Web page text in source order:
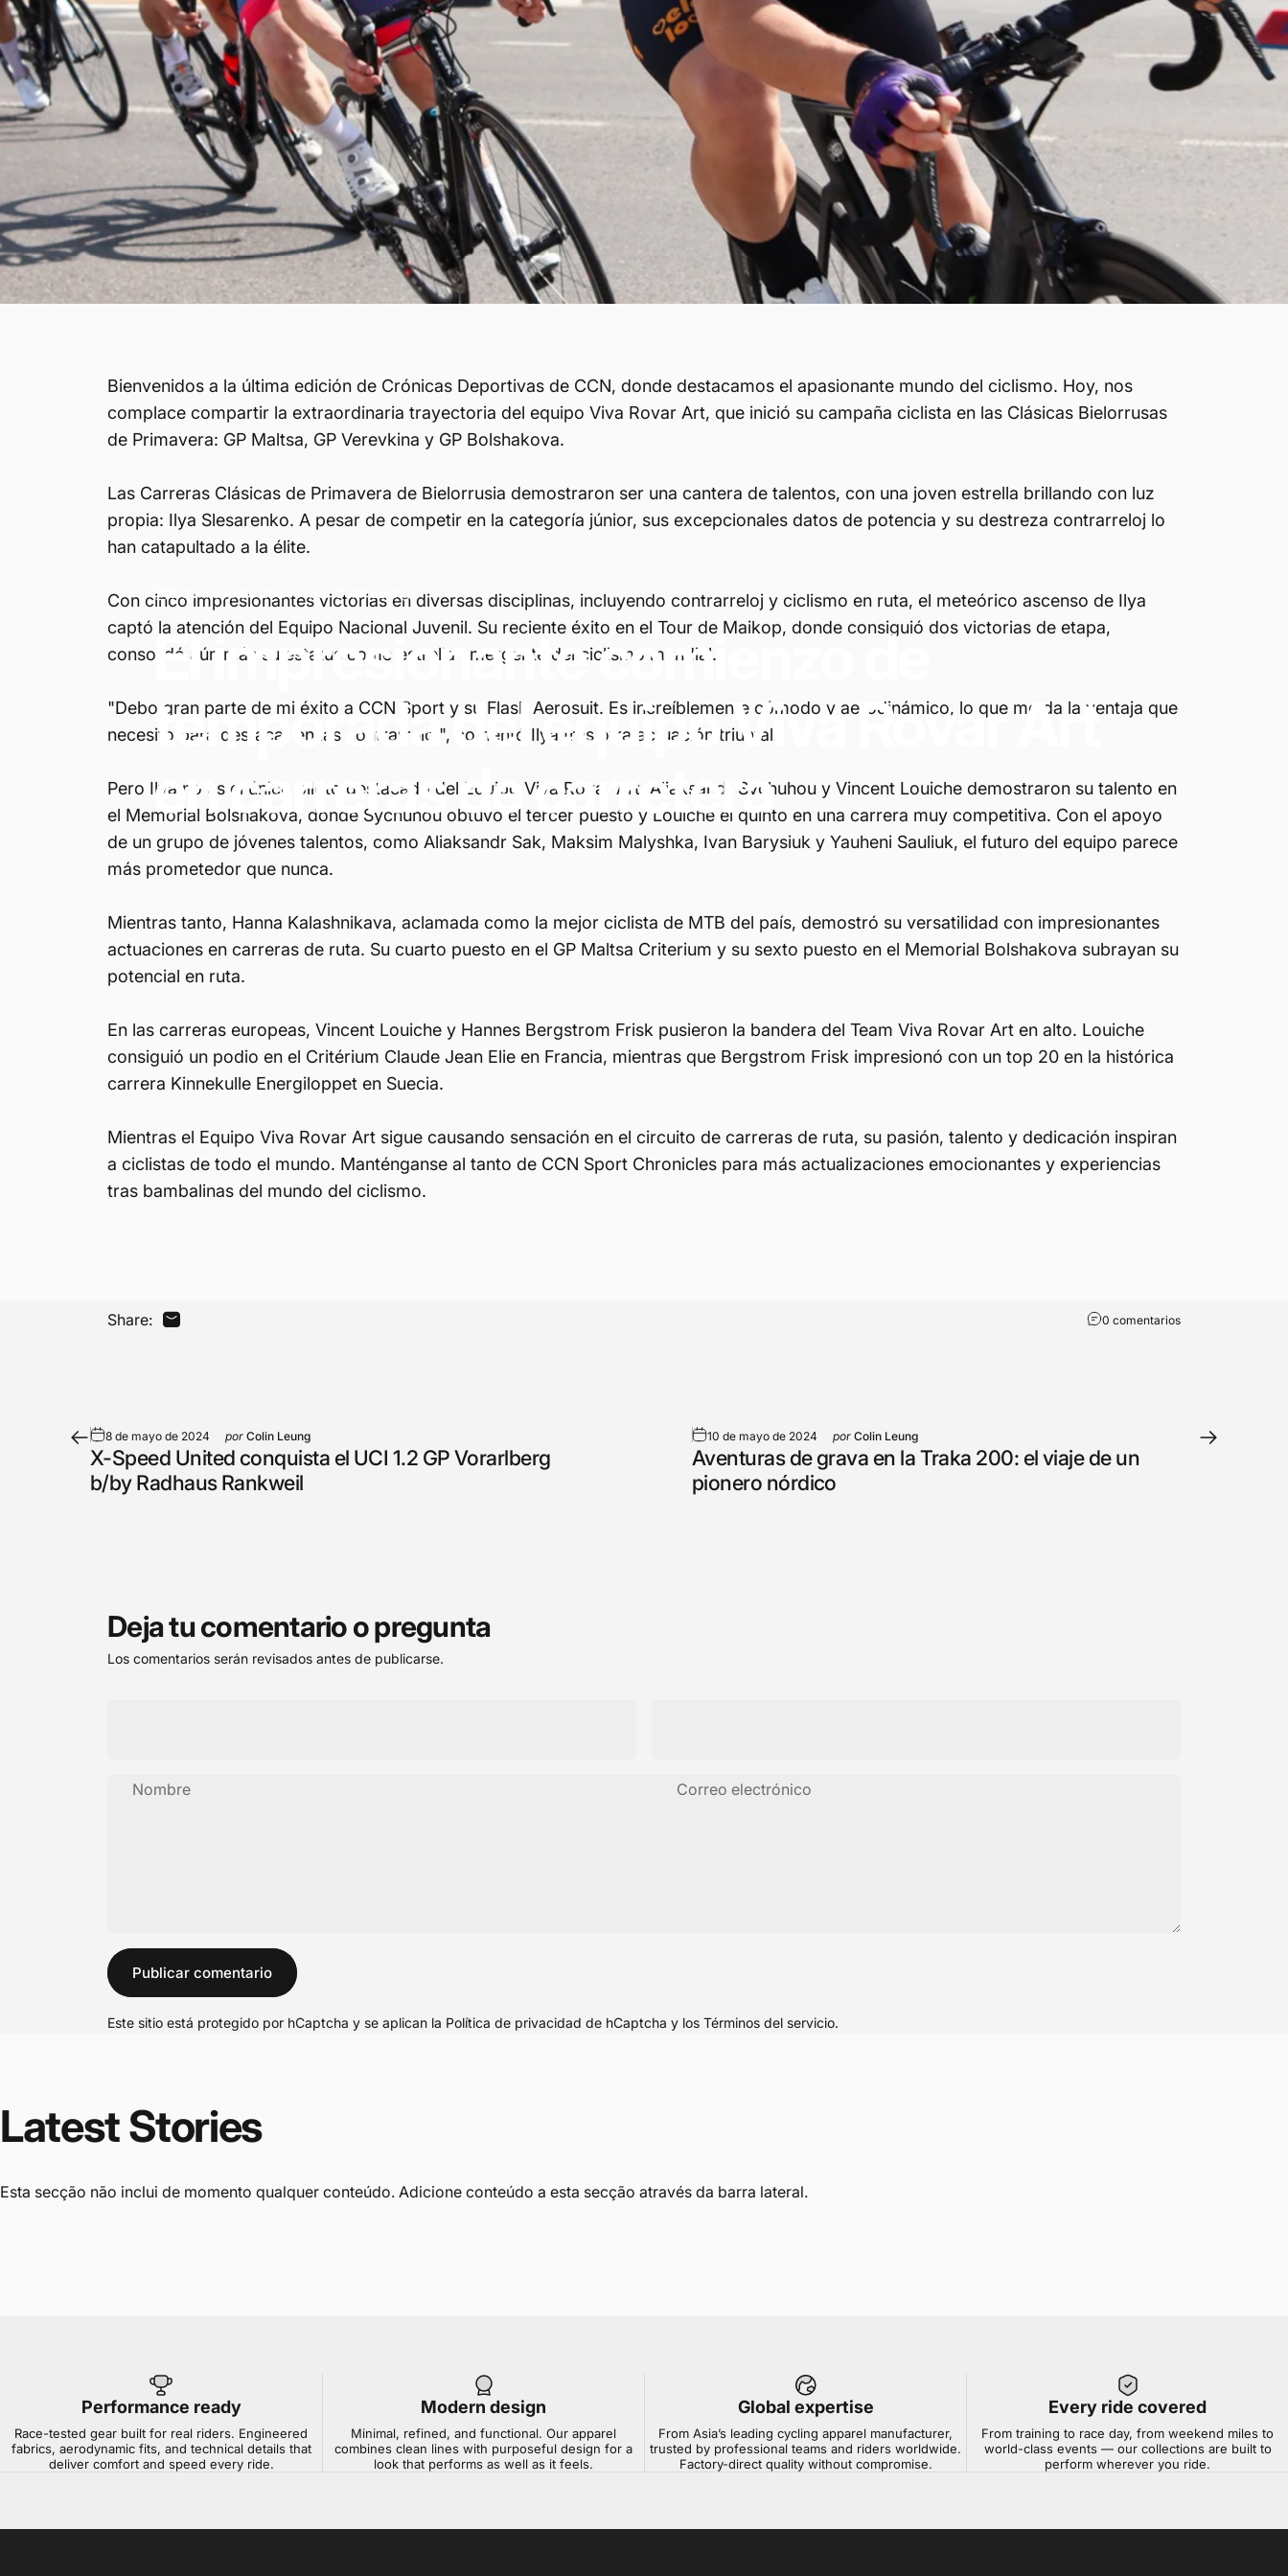
9 de mayo de 2024 por Colin Leung
Elimpresionantecomienzode
temporadadel equipoVivaRovarArt
encarrerasdecarretera
Bienvenidos a la última edición de Crónicas Deportivas de CCN, donde destacamos el apasionante mundo del ciclismo. Hoy, nos
complace compartir la extraordinaria trayectoria del equipo Viva Rovar Art, que inició su campaña ciclista en las Clásicas Bielorrusas
de Primavera: GP Maltsa, GP Verevkina y GP Bolshakova.
Las Carreras Clásicas de Primavera de Bielorrusia demostraron ser una cantera de talentos, con una joven estrella brillando con luz
propia: Ilya Slesarenko. A pesar de competir en la categoría júnior, sus excepcionales datos de potencia y su destreza contrarreloj lo
han catapultado a la élite.
Con cinco impresionantes victorias en diversas disciplinas, incluyendo contrarreloj y ciclismo en ruta, el meteórico ascenso de Ilya
captó la atención del Equipo Nacional Juvenil. Su reciente éxito en el Tour de Maikop, donde consiguió dos victorias de etapa,
consolidó aún más su estatus como estrella emergente del ciclismo mundial.
"Debo gran parte de mi éxito a CCN Sport y su Flash Aerosuit. Es increíblemente cómodo y aerodinámico, lo que me da la ventaja que
necesito para destacar en las contrarreloj", comentó Ilya tras otra actuación triunfal.
Pero Ilya no es el único piloto destacado del Equipo Viva Rovar Art. Aliaksandr Sychuhou y Vincent Louiche demostraron su talento en
el Memorial Bolshakova, donde Sychuhou obtuvo el tercer puesto y Louiche el quinto en una carrera muy competitiva. Con el apoyo
de un grupo de jóvenes talentos, como Aliaksandr Sak, Maksim Malyshka, Ivan Barysiuk y Yauheni Sauliuk, el futuro del equipo parece
más prometedor que nunca.
Mientras tanto, Hanna Kalashnikava, aclamada como la mejor ciclista de MTB del país, demostró su versatilidad con impresionantes
actuaciones en carreras de ruta. Su cuarto puesto en el GP Maltsa Criterium y su sexto puesto en el Memorial Bolshakova subrayan su
potencial en ruta.
En las carreras europeas, Vincent Louiche y Hannes Bergstrom Frisk pusieron la bandera del Team Viva Rovar Art en alto. Louiche
consiguió un podio en el Critérium Claude Jean Elie en Francia, mientras que Bergstrom Frisk impresionó con un top 20 en la histórica
carrera Kinnekulle Energiloppet en Suecia.
Mientras el Equipo Viva Rovar Art sigue causando sensación en el circuito de carreras de ruta, su pasión, talento y dedicación inspiran
a ciclistas de todo el mundo. Manténganse al tanto de CCN Sport Chronicles para más actualizaciones emocionantes y experiencias
tras bambalinas del mundo del ciclismo.
Share: Compartir por correo electrónico 0 comentarios
8 de mayo de 2024 por Colin Leung
X-Speed ​​United conquista el UCI 1.2 GP Vorarlberg
b/by Radhaus Rankweil
10 de mayo de 2024 por Colin Leung
Aventuras de grava en la Traka 200: el viaje de un
pionero nórdico
Deja tu comentario o pregunta
Los comentarios serán revisados antes de publicarse.
Nombre Correo electrónico
Mensaje
Publicar comentario
Este sitio está protegido por hCaptcha y se aplican la Política de privacidad de hCaptcha y los Términos del servicio.
LatestStories
Esta secção não inclui de momento qualquer conteúdo. Adicione conteúdo a esta secção através da barra lateral.
Performance ready
Race-tested gear built for real riders. Engineered
fabrics, aerodynamic fits, and technical details that
deliver comfort and speed every ride.
Modern design
Minimal, refined, and functional. Our apparel
combines clean lines with purposeful design for a
look that performs as well as it feels.
Global expertise
From Asia’s leading cycling apparel manufacturer,
trusted by professional teams and riders worldwide.
Factory-direct quality without compromise.
Every ride covered
From training to race day, from weekend miles to
world-class events — our collections are built to
perform wherever you ride.